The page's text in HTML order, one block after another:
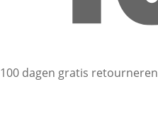
100 dagen gratis retourneren